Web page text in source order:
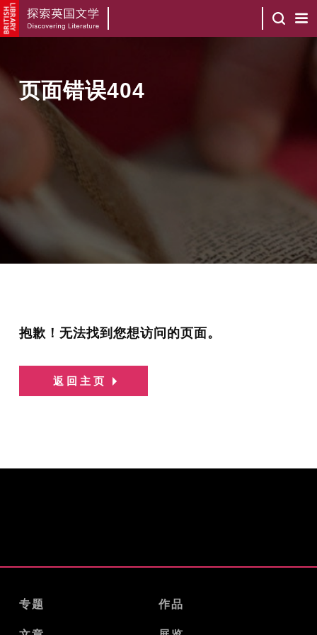
页面错误404
抱歉！无法找到您想访问的页面。
返回主页
专题 作品